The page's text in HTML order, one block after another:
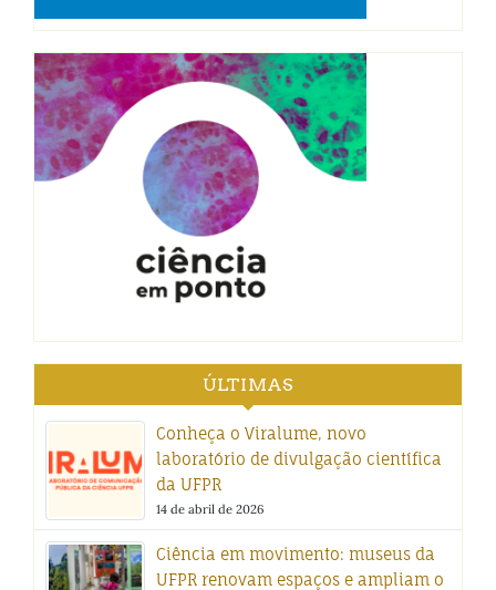
ÚLTIMAS
Conheça o Viralume, novo
laboratório de divulgação científica
da UFPR
14 de abril de 2026
Ciência em movimento: museus da
UFPR renovam espaços e ampliam o